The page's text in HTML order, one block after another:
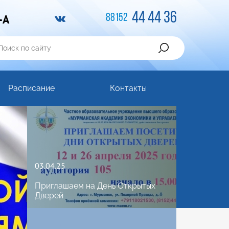
88152 44 44 36
Расписание Контакты
03.04.25
Приглашаем на День Открытых
Дверей